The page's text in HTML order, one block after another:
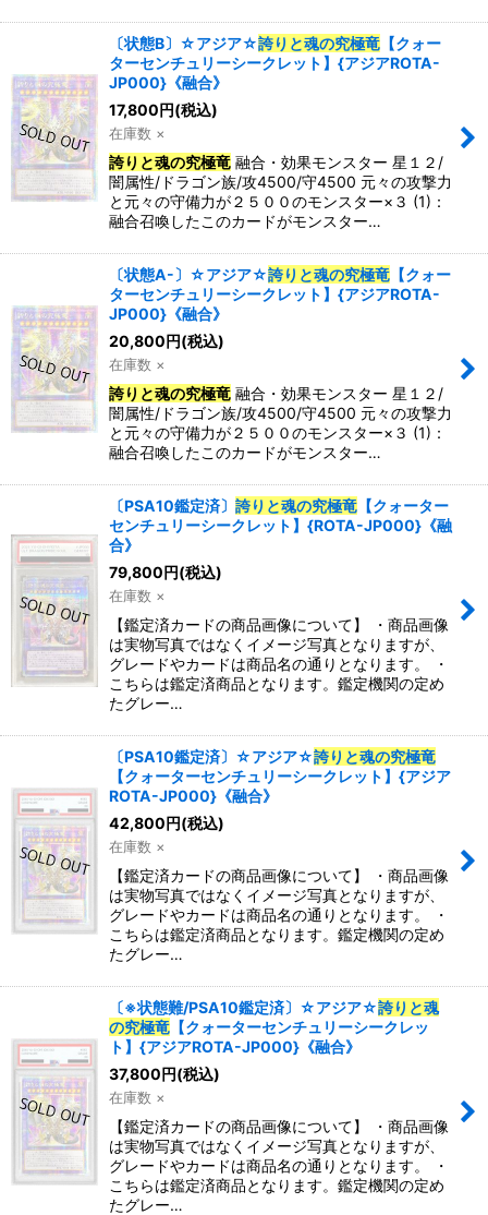
〔状態B〕☆アジア☆誇りと魂の究極竜 【クォー
ターセンチュリーシークレット】{アジアROTA-
JP000}《融合》
17,800円(税込)
在庫数 ×
誇りと魂の究極竜 融合・効果モンスター 星１２/
闇属性/ドラゴン族/攻4500/守4500 元々の攻撃力
と元々の守備力が２５００のモンスター×３ (1)：
融合召喚したこのカードがモンスター…
〔状態A-〕☆アジア☆誇りと魂の究極竜 【クォー
ターセンチュリーシークレット】{アジアROTA-
JP000}《融合》
20,800円(税込)
在庫数 ×
誇りと魂の究極竜 融合・効果モンスター 星１２/
闇属性/ドラゴン族/攻4500/守4500 元々の攻撃力
と元々の守備力が２５００のモンスター×３ (1)：
融合召喚したこのカードがモンスター…
〔PSA10鑑定済〕 誇りと魂の究極竜 【クォーター
センチュリーシークレット】{ROTA-JP000}《融
合》
79,800円(税込)
在庫数 ×
【鑑定済カードの商品画像について】 ・商品画像
は実物写真ではなくイメージ写真となりますが、
グレードやカードは商品名の通りとなります。 ・
こちらは鑑定済商品となります。鑑定機関の定め
たグレー…
〔PSA10鑑定済〕☆アジア☆誇りと魂の究極竜
【クォーターセンチュリーシークレット】{アジア
ROTA-JP000}《融合》
42,800円(税込)
在庫数 ×
【鑑定済カードの商品画像について】 ・商品画像
は実物写真ではなくイメージ写真となりますが、
グレードやカードは商品名の通りとなります。 ・
こちらは鑑定済商品となります。鑑定機関の定め
たグレー…
〔※状態難/PSA10鑑定済〕☆アジア☆誇りと魂
の究極竜 【クォーターセンチュリーシークレッ
ト】{アジアROTA-JP000}《融合》
37,800円(税込)
在庫数 ×
【鑑定済カードの商品画像について】 ・商品画像
は実物写真ではなくイメージ写真となりますが、
グレードやカードは商品名の通りとなります。 ・
こちらは鑑定済商品となります。鑑定機関の定め
たグレー…